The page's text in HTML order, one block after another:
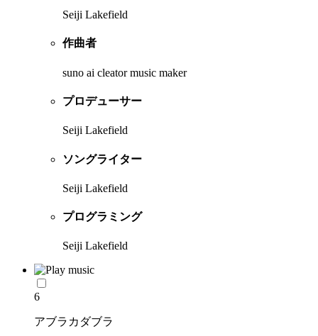
Seiji Lakefield
作曲者
suno ai cleator music maker
プロデューサー
Seiji Lakefield
ソングライター
Seiji Lakefield
プログラミング
Seiji Lakefield
6
アブラカダブラ